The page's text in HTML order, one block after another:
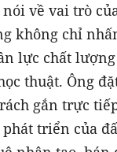
về vai trò
không chỉ
lực chất
thuật. Ông
gắn trực
triển của